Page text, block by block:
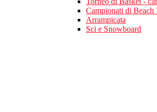
Campionati di Beach
Arrampicata
Sci e Snowboard